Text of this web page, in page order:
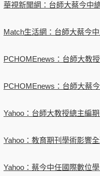
華視新聞網：台師大蔡今中
Match生活網：台師大蔡今
PCHOMEnews：台師大教
PCHOMEnews：台師大蔡
Yahoo：台師大教授總主編
Yahoo：教育期刊學術影響
Yahoo：蔡今中任國際數位